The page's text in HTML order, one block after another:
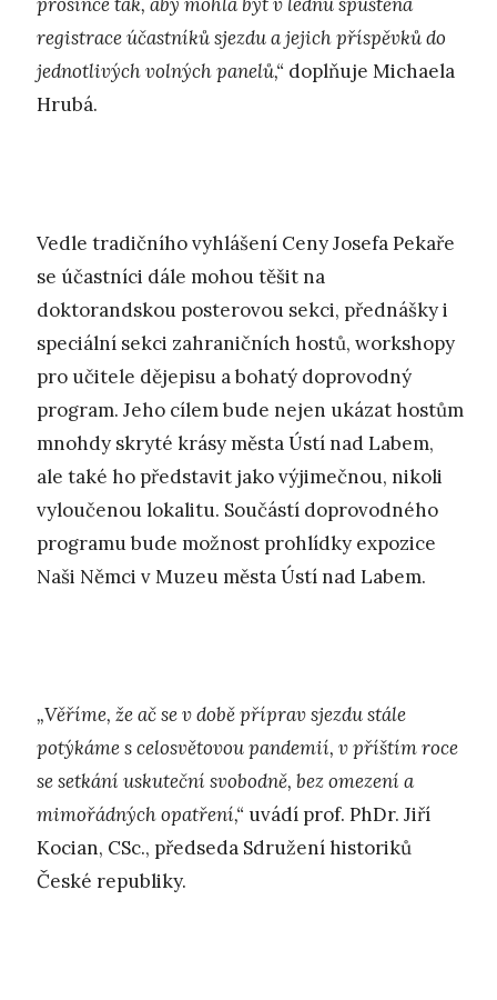
registrace účastníků sjezdu a jejich příspěvků do
jednotlivých volných panelů,“ doplňuje Michaela
Hrubá.
Vedle tradičního vyhlášení Ceny Josefa Pekaře
se účastníci dále mohou těšit na
doktorandskou posterovou sekci, přednášky i
speciální sekci zahraničních hostů, workshopy
pro učitele dějepisu a bohatý doprovodný
program. Jeho cílem bude nejen ukázat hostům
mnohdy skryté krásy města Ústí nad Labem,
ale také ho představit jako výjimečnou, nikoli
vyloučenou lokalitu. Součástí doprovodného
programu bude možnost prohlídky expozice
Naši Němci v Muzeu města Ústí nad Labem.
„Věříme, že ač se v době příprav sjezdu stále
potýkáme s celosvětovou pandemií, v příštím roce
se setkání uskuteční svobodně, bez omezení a
mimořádných opatření,“ uvádí prof. PhDr. Jiří
Kocian, CSc., předseda Sdružení historiků
České republiky.